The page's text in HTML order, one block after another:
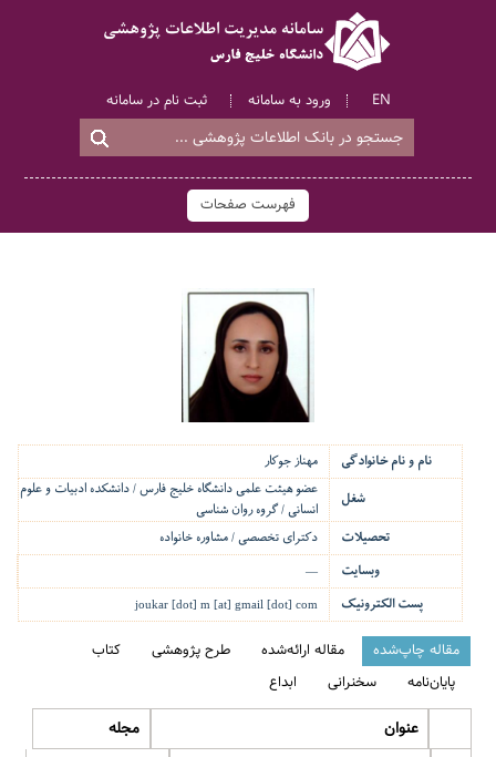
ثبت نام در سامانه ورود به سامانه EN
فهرست صفحات
نام و نام خانوادگی
مهناز جوکار
شغل
عضو هیئت علمی دانشگاه خلیج فارس / دانشکده ادبیات و علوم
انسانی / گروه روان شناسی
تحصیلات
دکترای تخصصی / مشاوره خانواده
وبسایت
—
پست الکترونیک joukar [dot] m [at] gmail [dot] com
مقاله چاپ‌شده مقاله ارائه‌شده طرح پژوهشی
کتاب
پایان‌نامه
سخنرانی ابداع
عنوان مجله